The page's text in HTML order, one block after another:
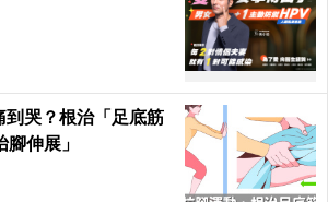
到哭？根治「足底筋
伸展」